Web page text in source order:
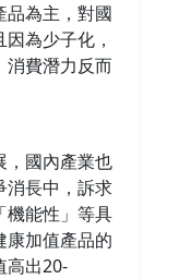
品為主，對國
為少子化，
消費潛力反而
，國內產業也
消長中，訴求
機能性」等具
康加值產品的
高出20-